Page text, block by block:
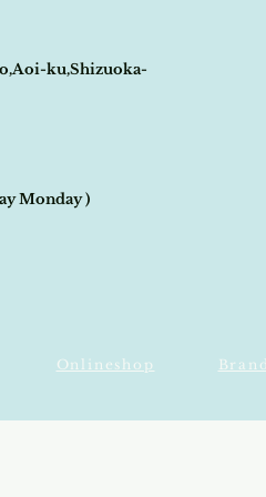
ku,Shizuoka-
Monday )
Onlineshop ​Brand